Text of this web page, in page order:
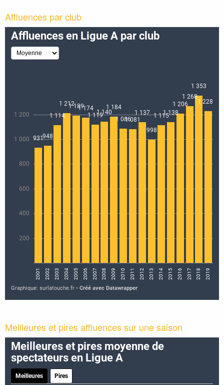
Affluences par club
Meilleures et pires affluences sur une saison